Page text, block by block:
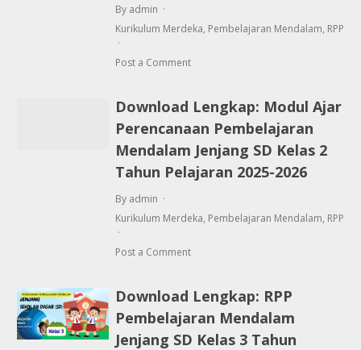
By admin
Kurikulum Merdeka, Pembelajaran Mendalam, RPP
Post a Comment
Download Lengkap: Modul Ajar
Perencanaan Pembelajaran
Mendalam Jenjang SD Kelas 2
Tahun Pelajaran 2025-2026
By admin
Kurikulum Merdeka, Pembelajaran Mendalam, RPP
Post a Comment
Download Lengkap: RPP
Pembelajaran Mendalam
Jenjang SD Kelas 3 Tahun